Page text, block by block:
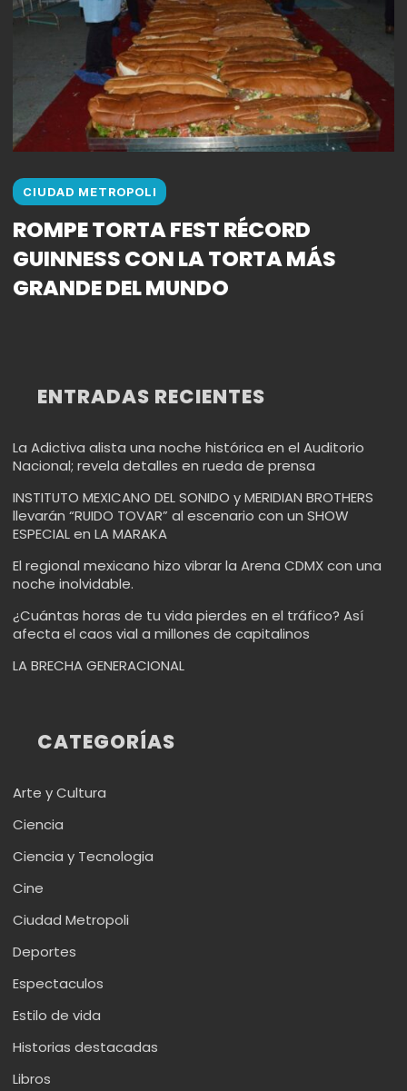
CIUDAD METROPOLI
ROMPE TORTA FEST RÉCORD
GUINNESS CON LA TORTA MÁS
GRANDE DEL MUNDO
ENTRADAS RECIENTES
La Adictiva alista una noche histórica en el Auditorio
Nacional; revela detalles en rueda de prensa
INSTITUTO MEXICANO DEL SONIDO y MERIDIAN BROTHERS
llevarán “RUIDO TOVAR” al escenario con un SHOW
ESPECIAL en LA MARAKA
El regional mexicano hizo vibrar la Arena CDMX con una
noche inolvidable.
¿Cuántas horas de tu vida pierdes en el tráfico? Así
afecta el caos vial a millones de capitalinos
LA BRECHA GENERACIONAL
CATEGORÍAS
Arte y Cultura
Ciencia
Ciencia y Tecnologia
Cine
Ciudad Metropoli
Deportes
Espectaculos
Estilo de vida
Historias destacadas
Libros